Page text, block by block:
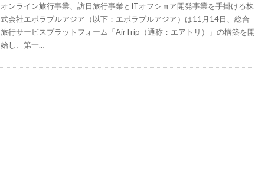
オンライン旅行事業、訪日旅行事業とITオフショア開発事業を手掛ける株
式会社エボラブルアジア（以下：エボラブルアジア）は11月14日、総合
旅行サービスプラットフォーム「AirTrip（通称：エアトリ）」の構築を開
始し、第一…